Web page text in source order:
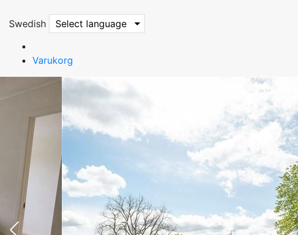
Swedish Select language
Varukorg